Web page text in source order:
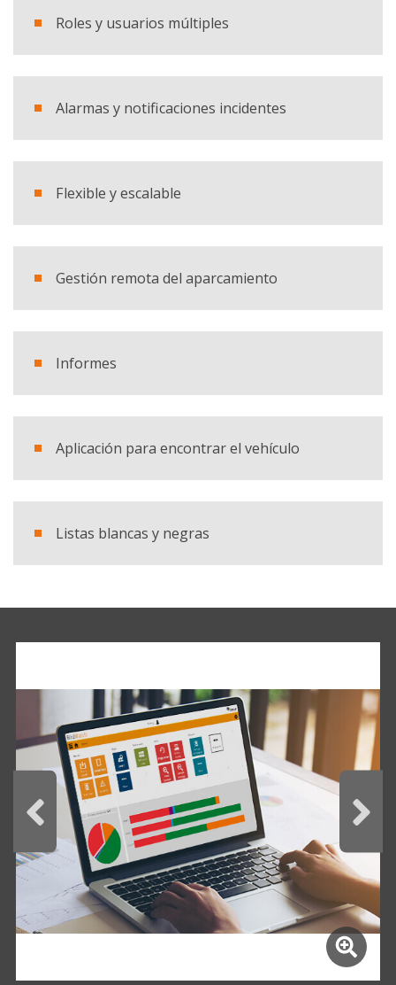
Comentario
Productos
BirdWatch®
SOLICITAR CATÁLOGO
Roles y usuarios múltiples
Alarmas y notificaciones incidentes
Flexible y escalable
Gestión remota del aparcamiento
Informes
Aplicación para encontrar el vehículo
Listas blancas y negras